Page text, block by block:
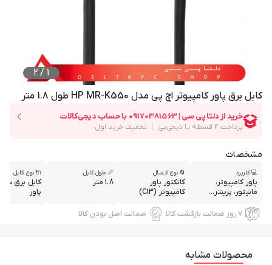
1
/
2
کابل برق پاور کامپیوتر اچ پی مدل HP MR-K550 طول 1.8 متر
مشخصات
💻 کاربرد
پاور کامپیوتر،
مانیتور، پرینتر...
🔄 نوع اتصال
کانکتور پاور
کامپیوتر (C13)
📏 طول کابل
1.8 متر
🔌 نوع کابل
کابل برق سه
پاور
۷ روز ضمانت بازگشت کالا ضمانت اصل بودن کالا
محصولات مشابه